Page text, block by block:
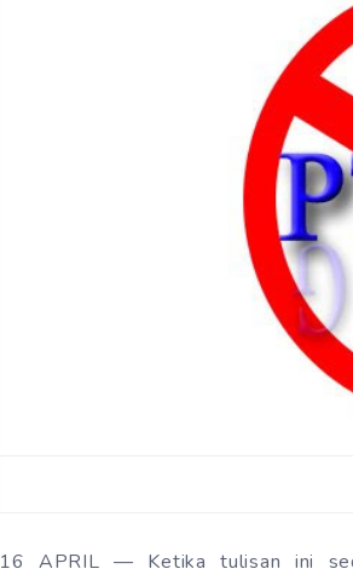
16 APRIL — Ketika tulisan ini